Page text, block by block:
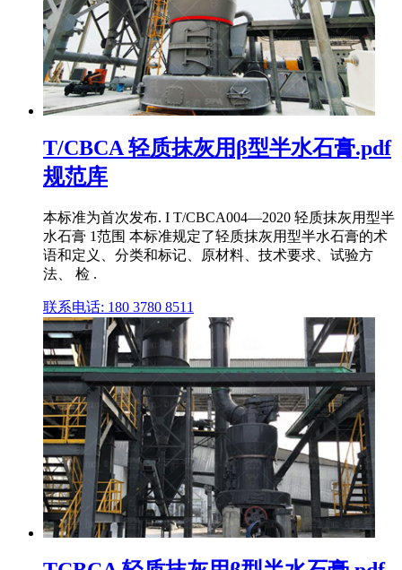
T/CBCA 轻质抹灰用β型半水石膏.pdf
规范库
本标准为首次发布. I T/CBCA004—2020 轻质抹灰用型半
水石膏 1范围 本标准规定了轻质抹灰用型半水石膏的术
语和定义、分类和标记、原材料、技术要求、试验方
法、 检 .
联系电话: 180 3780 8511